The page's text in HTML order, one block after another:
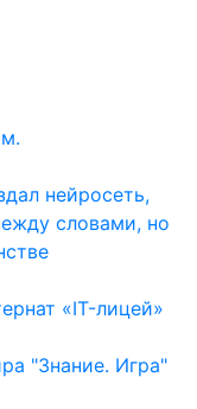
нейросеть,
словами, но
«IT-лицей»
"Знание. Игра"